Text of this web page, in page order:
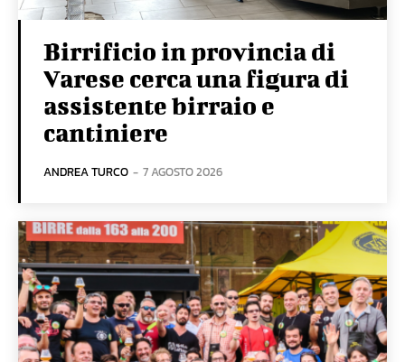
Birrificio in provincia di
Varese cerca una figura di
assistente birraio e
cantiniere
ANDREA TURCO - 7 AGOSTO 2026